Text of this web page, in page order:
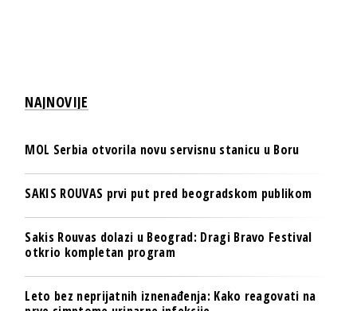
NAJNOVIJE
MOL Serbia otvorila novu servisnu stanicu u Boru
SAKIS ROUVAS prvi put pred beogradskom publikom
Sakis Rouvas dolazi u Beograd: Dragi Bravo Festival
otkrio kompletan program
Leto bez neprijatnih iznenađenja: Kako reagovati na